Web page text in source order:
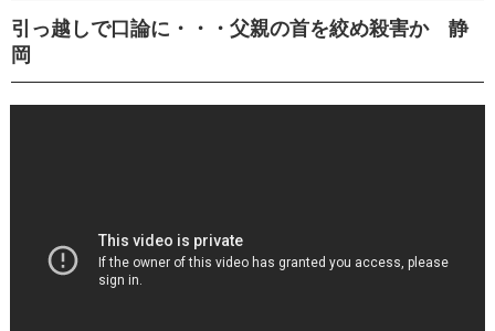
引っ越しで口論に・・・父親の首を絞め殺害か 静
岡